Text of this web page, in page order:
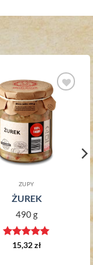
Dodaj do
ulubionych
ZUPY
ŻUREK
490 g
Oceniono
15,32zł